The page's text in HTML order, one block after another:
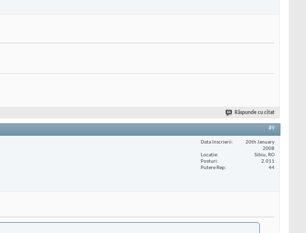
Răspunde cu citat
#9
Data înscrierii
20th January
2008
Locaţie
Sibiu, RO
Posturi
2.011
Putere Rep
44